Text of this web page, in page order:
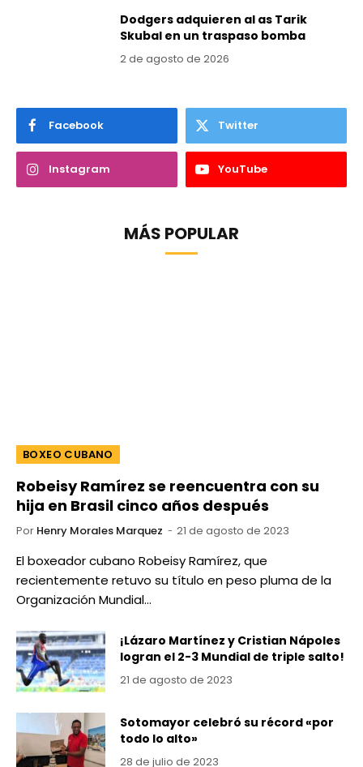
Dodgers adquieren al as Tarik
Skubal en un traspaso bomba
2 de agosto de 2026
Facebook Twitter
Instagram YouTube
MÁS POPULAR
BOXEO CUBANO
Robeisy Ramírez se reencuentra con su
hija en Brasil cinco años después
Por Henry Morales Marquez 21 de agosto de 2023
El boxeador cubano Robeisy Ramírez, que
recientemente retuvo su título en peso pluma de la
Organización Mundial…
¡Lázaro Martínez y Cristian Nápoles
logran el 2-3 Mundial de triple salto!
21 de agosto de 2023
Sotomayor celebró su récord «por
todo lo alto»
28 de julio de 2023